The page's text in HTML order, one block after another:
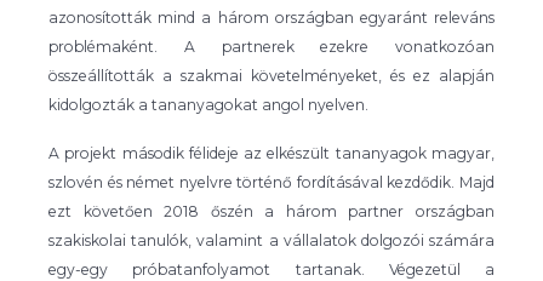
azonosították mind a három országban egyaránt releváns
problémaként. A partnerek ezekre vonatkozóan
összeállították a szakmai követelményeket, és ez alapján
kidolgozták a tananyagokat angol nyelven.
A projekt második félideje az elkészült tananyagok magyar,
szlovén és német nyelvre történő fordításával kezdődik. Majd
ezt követően 2018 őszén a három partner országban
szakiskolai tanulók, valamint a vállalatok dolgozói számára
egy-egy próbatanfolyamot tartanak. Végezetül a